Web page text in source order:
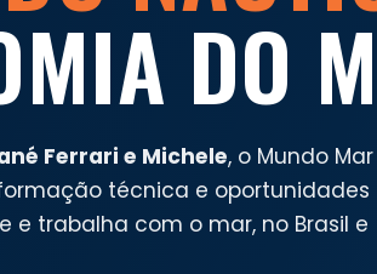
DO
Ferrari e Michele, o Mundo Mar
técnica e oportunidades
e trabalha com o mar, no Brasil e